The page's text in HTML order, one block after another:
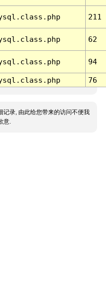
211
62
94
76
记录, 由此给您带来的访问不便我
意.